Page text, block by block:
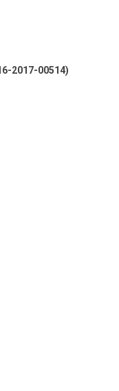
2017-00514)